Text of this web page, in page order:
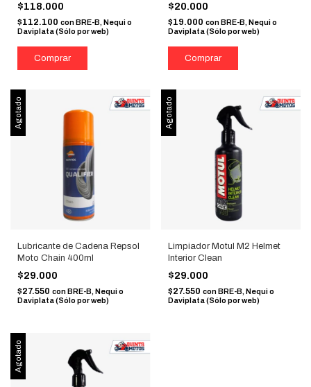
$118.000
$112.100 con BRE-B, Nequi o
Daviplata (Sólo por web)
$20.000
$19.000 con BRE-B, Nequi o
Daviplata (Sólo por web)
Agotado
Lubricante de Cadena Repsol
Moto Chain 400ml
$29.000
$27.550 conBRE-B, Nequi o
Daviplata (Sólo por web)
Agotado
Limpiador Motul M2 Helmet
Interior Clean
$29.000
$27.550 con BRE-B, Nequi o
Daviplata (Sólo por web)
Agotado